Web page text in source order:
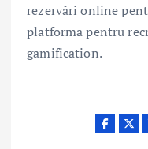
rezervări online
platforma pentru
gamification.